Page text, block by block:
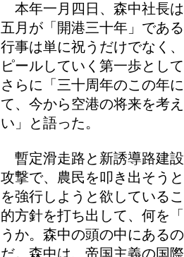
本年一月四日、森中社長
五月が「開港三十年」であ
行事は単に祝うだけでなく
ピールしていく第一歩とし
さらに「三十周年のこの年
て、今から空港の将来を考
い」と語った。
暫定滑走路と新誘導路建
攻撃で、農民を叩き出そう
を強行しようと欲している
的方針を打ち出して、何を
うか。森中の頭の中にある
だ。森中は、帝国主義の国